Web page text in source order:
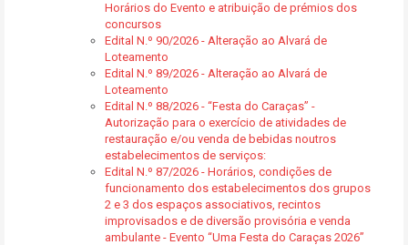
Horários do Evento e atribuição de prémios dos
concursos
Edital N.º 90/2026 - Alteração ao Alvará de
Loteamento
Edital N.º 89/2026 - Alteração ao Alvará de
Loteamento
Edital N.º 88/2026 - “Festa do Caraças” -
Autorização para o exercício de atividades de
restauração e/ou venda de bebidas noutros
estabelecimentos de serviços:
Edital N.º 87/2026 - Horários, condições de
funcionamento dos estabelecimentos dos grupos
2 e 3 dos espaços associativos, recintos
improvisados e de diversão provisória e venda
ambulante - Evento “Uma Festa do Caraças 2026”